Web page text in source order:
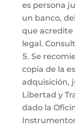
es persona
un banco,
que acredite
legal.
Se
copia de la
adquisición,
Libertad y
dado la